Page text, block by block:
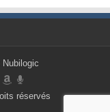
réservés